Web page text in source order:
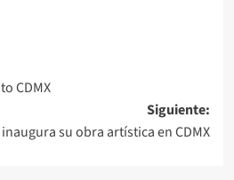
CDMX
Siguiente:
su obra artística en CDMX